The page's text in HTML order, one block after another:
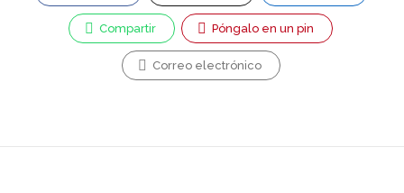
Compartir Póngalo en un pin
Correo electrónico